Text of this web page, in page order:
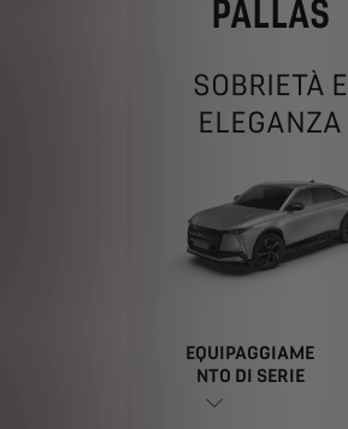
PALLAS
SOBRIETÀ E
ELEGANZA
EQUIPAGGIAME
NTO DI SERIE